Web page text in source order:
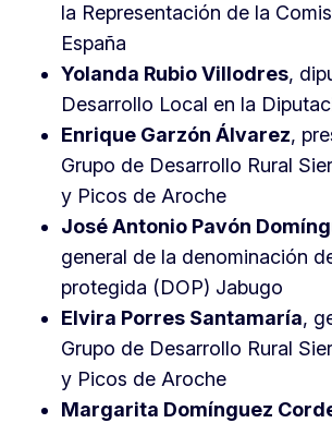
la Representación de la
España
Yolanda Rubio Villodres,
Desarrollo Local en la
Enrique Garzón Álvarez,
Grupo de Desarrollo Rural
y Picos de Aroche
José Antonio Pavón
general de la denominación
protegida (DOP) Jabugo
Elvira Porres Santamaría,
Grupo de Desarrollo Rural
y Picos de Aroche
Margarita Domínguez